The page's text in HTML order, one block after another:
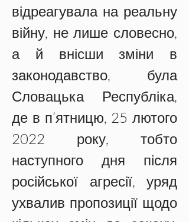
відреагувала на реальну
війну, не лише словесно,
а й внісши зміни в
законодавство, була
Словацька Республіка,
де в п’ятницю, 25 лютого
2022 року, тобто
наступного дня після
російської агресії, уряд
ухвалив пропозиції щодо